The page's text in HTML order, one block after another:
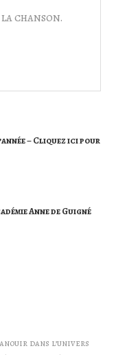
chanson.
– Cliquez ici pour en
Anne de Guigné
dans l’univers